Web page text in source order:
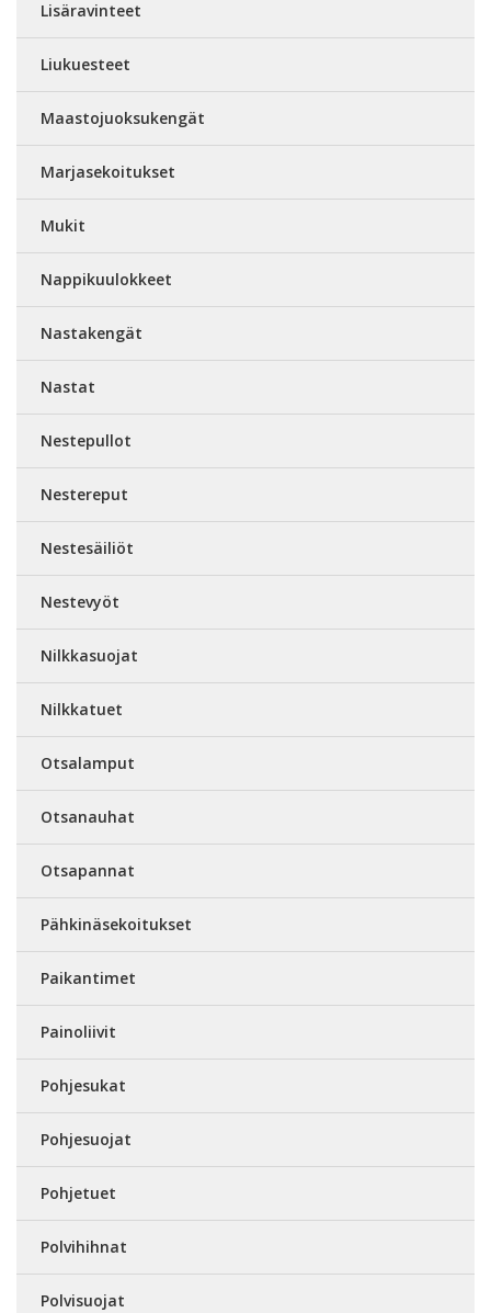
Lisäravinteet
Liukuesteet
Maastojuoksukengät
Marjasekoitukset
Mukit
Nappikuulokkeet
Nastakengät
Nastat
Nestepullot
Nestereput
Nestesäiliöt
Nestevyöt
Nilkkasuojat
Nilkkatuet
Otsalamput
Otsanauhat
Otsapannat
Pähkinäsekoitukset
Paikantimet
Painoliivit
Pohjesukat
Pohjesuojat
Pohjetuet
Polvihihnat
Polvisuojat